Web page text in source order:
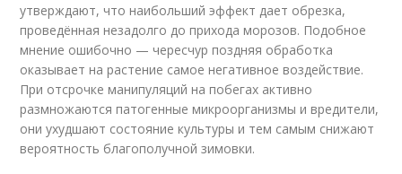
утверждают, что наибольший эффект дает обрезка,
проведённая незадолго до прихода морозов. Подобное
мнение ошибочно — чересчур поздняя обработка
оказывает на растение самое негативное воздействие.
При отсрочке манипуляций на побегах активно
размножаются патогенные микроорганизмы и вредители,
они ухудшают состояние культуры и тем самым снижают
вероятность благополучной зимовки.